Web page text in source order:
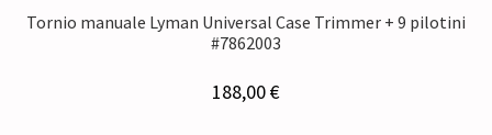
Tornio manuale Lyman Universal Case Trimmer + 9 pilotini
#7862003
188,00€